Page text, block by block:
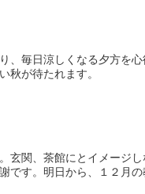
、毎日涼しくなる夕方を心
秋が待たれます。
玄関、茶館にとイメージし
です。明日から、１２月の